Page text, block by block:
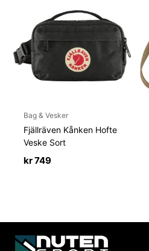
Bag & Vesker
Fjällräven Kånken Hofte
Veske Sort
kr749